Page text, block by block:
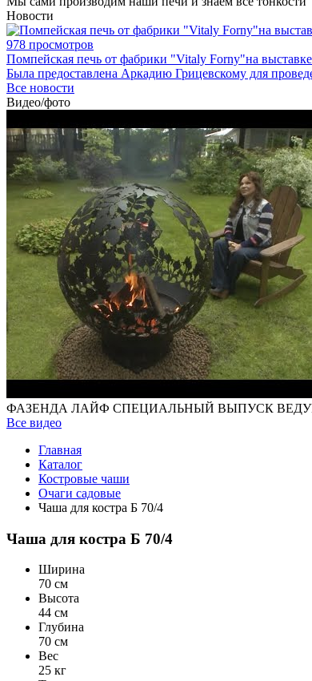
Новости
978 просмотров
Помпейская печь от фабрики "Vitaly Forny"на
Была предоставлена Аркадию Грицевскому для
Все новости
Видео/фото
ФАЗЕНДА ЛАЙФ СПЕЦИАЛЬНЫЙ ВЫПУСК
Все видео
Главная
Каталог
Костровые чаши
Очаги садовые
Чаша для костра Б 70/4
Чаша для костра Б 70/4
Ширина
70 см
Высота
44 см
Глубина
70 см
Вес
25 кг